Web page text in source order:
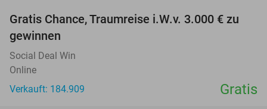
Gratis Chance, Traumreise i.W.v. 3.000 € zu
gewinnen
Social Deal Win
Online
Verkauft: 184.909
Gratis